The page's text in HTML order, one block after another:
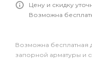
Цену и скидку
Возможна
Возможна бесплатная
запорной арматуры и